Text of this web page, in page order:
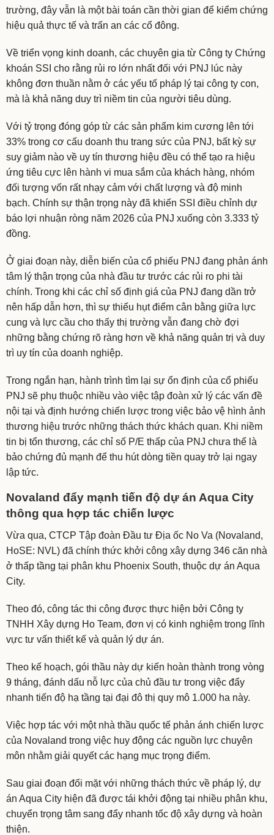
trường, đây vẫn là một bài toán cần thời gian để kiểm chứng
hiệu quả thực tế và trấn an các cổ đông.
Về triển vọng kinh doanh, các chuyên gia từ Công ty Chứng
khoán SSI cho rằng rủi ro lớn nhất đối với PNJ lúc này
không đơn thuần nằm ở các yếu tố pháp lý tại công ty con,
mà là khả năng duy trì niềm tin của người tiêu dùng.
Với tỷ trọng đóng góp từ các sản phẩm kim cương lên tới
33% trong cơ cấu doanh thu trang sức của PNJ, bất kỳ sự
suy giảm nào về uy tín thương hiệu đều có thể tạo ra hiệu
ứng tiêu cực lên hành vi mua sắm của khách hàng, nhóm
đối tượng vốn rất nhạy cảm với chất lượng và độ minh
bạch. Chính sự thận trọng này đã khiến SSI điều chỉnh dự
báo lợi nhuận ròng năm 2026 của PNJ xuống còn 3.333 tỷ
đồng.
Ở giai đoạn này, diễn biến của cổ phiếu PNJ đang phản ánh
tâm lý thận trọng của nhà đầu tư trước các rủi ro phi tài
chính. Trong khi các chỉ số định giá của PNJ đang dần trở
nên hấp dẫn hơn, thì sự thiếu hụt điểm cân bằng giữa lực
cung và lực cầu cho thấy thị trường vẫn đang chờ đợi
những bằng chứng rõ ràng hơn về khả năng quản trị và duy
trì uy tín của doanh nghiệp.
Trong ngắn hạn, hành trình tìm lại sự ổn định của cổ phiếu
PNJ sẽ phụ thuộc nhiều vào việc tập đoàn xử lý các vấn đề
nội tại và định hướng chiến lược trong việc bảo vệ hình ảnh
thương hiệu trước những thách thức khách quan. Khi niềm
tin bị tổn thương, các chỉ số P/E thấp của PNJ chưa thể là
bảo chứng đủ mạnh để thu hút dòng tiền quay trở lại ngay
lập tức.
Novaland đẩy mạnh tiến độ dự án Aqua City
thông qua hợp tác chiến lược
Vừa qua, CTCP Tập đoàn Đầu tư Địa ốc No Va (Novaland,
HoSE: NVL) đã chính thức khởi công xây dựng 346 căn nhà
ở thấp tầng tại phân khu Phoenix South, thuộc dự án Aqua
City.
Theo đó, công tác thi công được thực hiện bởi Công ty
TNHH Xây dựng Ho Team, đơn vị có kinh nghiệm trong lĩnh
vực tư vấn thiết kế và quản lý dự án.
Theo kế hoạch, gói thầu này dự kiến hoàn thành trong vòng
9 tháng, đánh dấu nỗ lực của chủ đầu tư trong việc đẩy
nhanh tiến độ hạ tầng tại đại đô thị quy mô 1.000 ha này.
Việc hợp tác với một nhà thầu quốc tế phản ánh chiến lược
của Novaland trong việc huy động các nguồn lực chuyên
môn nhằm giải quyết các hạng mục trọng điểm.
Sau giai đoạn đối mặt với những thách thức về pháp lý, dự
án Aqua City hiện đã được tái khởi động tại nhiều phân khu,
chuyển trọng tâm sang đẩy nhanh tốc độ xây dựng và hoàn
thiện.